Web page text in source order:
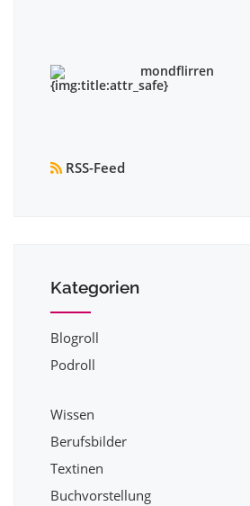
mondflirren
RSS-Feed
Kategorien
Blogroll
Podroll
Wissen
Berufsbilder
Textinen
Buchvorstellung